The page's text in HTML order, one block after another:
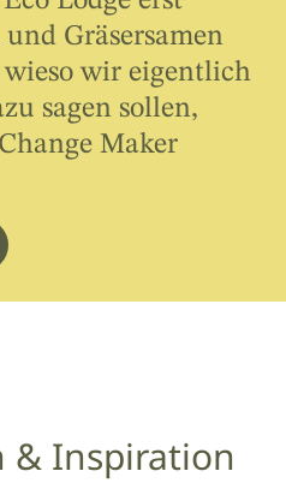
Gräsersamen
wir eigentlich
sagen sollen,
Maker
& Inspiration